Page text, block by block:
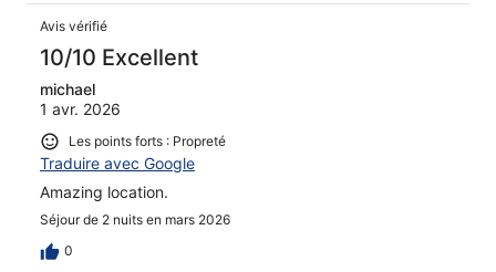
Avis vérifié
10/10 Excellent
michael
1 avr. 2026
Les points forts : Propreté
Traduire avec Google
Amazing location.
Séjour de 2 nuits en mars 2026
0